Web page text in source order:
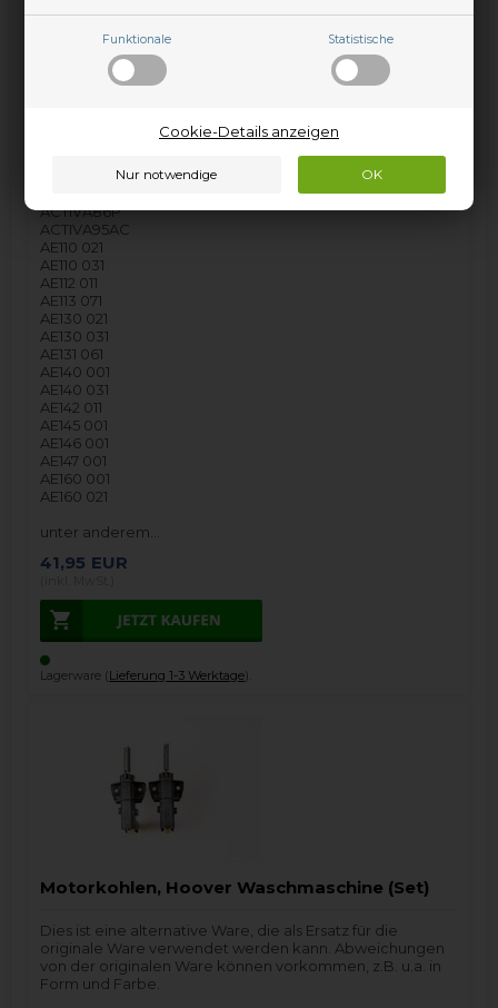
Funktionale Statistische
Cookie-Details anzeigen
ACTIVA125AC
ACTIVA126P
ACTIVA1291AC
ACTIVA740
ACTIVA80P
ACTIVA85AC
ACTIVA86P
ACTIVA95AC
AE110 021
AE110 031
AE112 011
AE113 071
AE130 021
AE130 031
AE131 061
AE140 001
AE140 031
AE142 011
AE145 001
AE146 001
AE147 001
AE160 001
AE160 021
unter anderem…
41,95 EUR
Lagerware (Lieferung 1-3 Werktage).
Motorkohlen, Hoover Waschmaschine (Set)
Dies ist eine alternative Ware, die als Ersatz für die
originale Ware verwendet werden kann. Abweichungen
von der originalen Ware können vorkommen, z.B. u.a. in
Form und Farbe.